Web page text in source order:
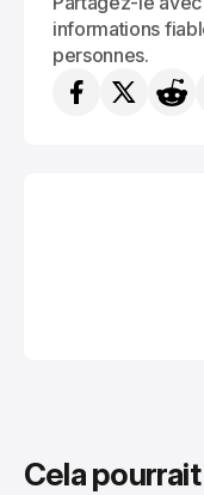
informations
personnes.
Cela